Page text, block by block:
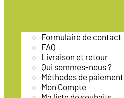
Formulaire de contact
FAQ
Livraison et retour
Qui sommes-nous ?
Méthodes de paiement
Mon Compte